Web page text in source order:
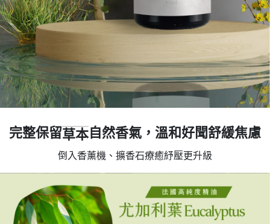
完整保留草本自然香氣，溫和好聞舒緩焦慮
倒入香薰機、擴香石療癒紓壓更升級